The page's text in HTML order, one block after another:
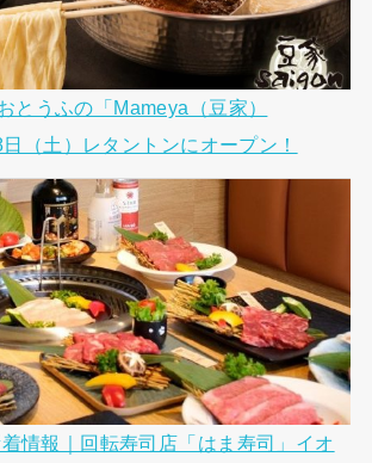
とうふの「Mameya（豆家）
（土）レタントンにオープン！
着情報｜回転寿司店「はま寿司」イオ